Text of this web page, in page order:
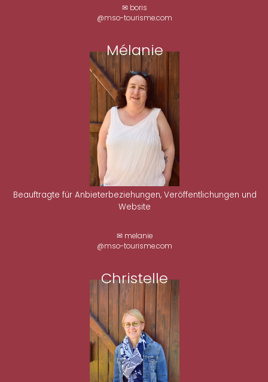
✉ boris
@mso-tourisme.com
Mélanie
Beauftragte für Anbieterbeziehungen, Veröffentlichungen und
Website
✉ melanie
@mso-tourisme.com
Christelle